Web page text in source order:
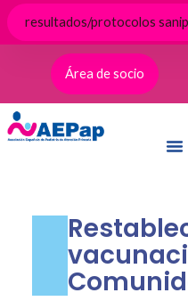
contenido
Área de socio